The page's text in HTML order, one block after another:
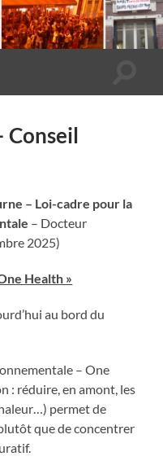
Conseil
– Loi-cadre pour la
– Docteur
2025)
Health »
au bord du
– One
: réduire, en amont, les
permet de
que de concentrer